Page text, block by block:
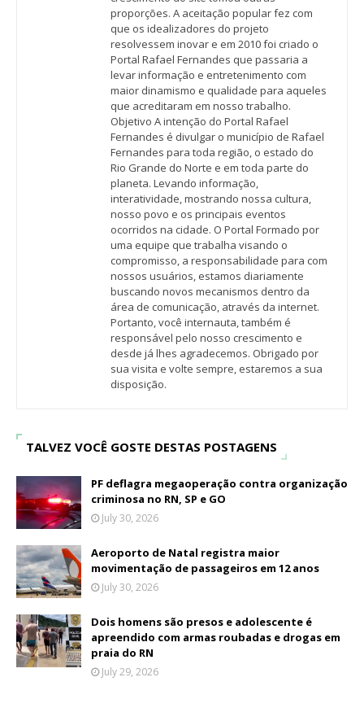
proporções. A aceitação popular fez com
que os idealizadores do projeto
resolvessem inovar e em 2010 foi criado o
Portal Rafael Fernandes que passaria a
levar informação e entretenimento com
maior dinamismo e qualidade para aqueles
que acreditaram em nosso trabalho.
Objetivo A intenção do Portal Rafael
Fernandes é divulgar o município de Rafael
Fernandes para toda região, o estado do
Rio Grande do Norte e em toda parte do
planeta. Levando informação,
interatividade, mostrando nossa cultura,
nosso povo e os principais eventos
ocorridos na cidade. O Portal Formado por
uma equipe que trabalha visando o
compromisso, a responsabilidade para com
nossos usuários, estamos diariamente
buscando novos mecanismos dentro da
área de comunicação, através da internet.
Portanto, você internauta, também é
responsável pelo nosso crescimento e
desde já lhes agradecemos. Obrigado por
sua visita e volte sempre, estaremos a sua
disposição.
TALVEZ VOCÊ GOSTE DESTAS POSTAGENS
PF deflagra megaoperação contra organização
criminosa no RN, SP e GO
July 30, 2026
Aeroporto de Natal registra maior
movimentação de passageiros em 12 anos
July 30, 2026
Dois homens são presos e adolescente é
apreendido com armas roubadas e drogas em
praia do RN
July 29, 2026